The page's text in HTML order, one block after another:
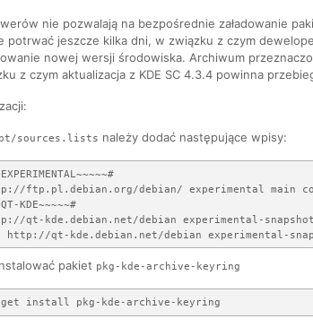
nie pozwalają na bezpośrednie załadowanie
potrwać jeszcze kilka dni, w związku z czym
nowej wersji środowiska. Archiwum
z czym aktualizacja z KDE SC 4.3.4 powinna
sources.lists należy dodać następujące wpisy:
ftp.pl.debian.org/debian/ experimental main
KDE~~~~~#
qt-kde.debian.net/debian experimental-
pakiet pkg-kde-archive-keyring